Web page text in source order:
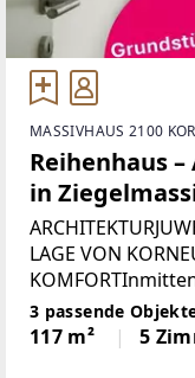
MASSIVHAUS 2100
Reihenhaus
in
LAGE VON
in der Leopold-
erwartet Sie
Eckreihenhaus in
3 passende
117 m² 5